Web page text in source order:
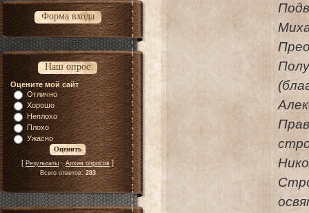
Форма входа
Наш опрос
Оцените мой сайт
Отлично
Хорошо
Неплохо
Плохо
Ужасно
[ Результаты·Архив опросов]
Всего ответов:283